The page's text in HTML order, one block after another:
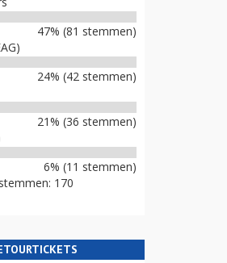
47% (81 stemmen)
24% (42 stemmen)
21% (36 stemmen)
6% (11 stemmen)
170